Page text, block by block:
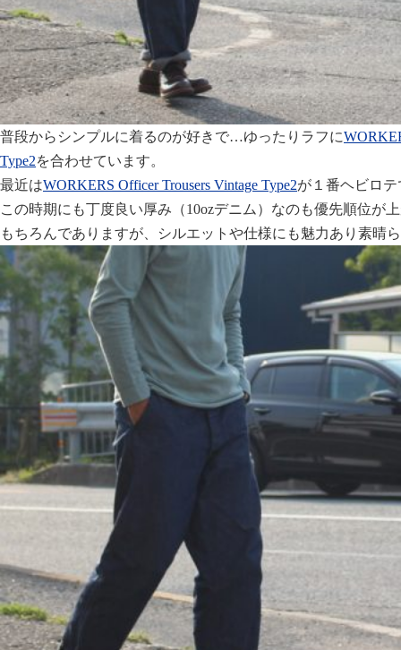
普段からシンプルに着るのが好きで…ゆったりラフに
Type2を合わせています。
最近はWORKERS Officer Trousers Vintage Type2が１番ヘビロ
この時期にも丁度良い厚み（10ozデニム）なのも優先順位が
もちろんでありますが、シルエットや仕様にも魅力あり素晴